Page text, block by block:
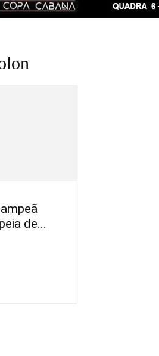
de...